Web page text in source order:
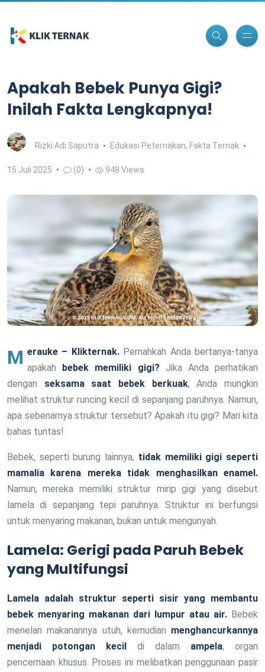
Apakah Bebek Punya Gigi?
Inilah Fakta Lengkapnya!
Rizki Adi Saputra Edukasi Peternakan, Fakta Ternak
15 Juli 2025 (0) 948 Views
Merauke – Klikternak.Pernahkah Anda bertanya-tanya
apakah bebek memiliki gigi? Jika Anda perhatikan
dengan seksama saat bebek berkuak, Anda mungkin
melihat struktur runcing kecil di sepanjang paruhnya. Namun,
apa sebenarnya struktur tersebut? Apakah itu gigi? Mari kita
bahas tuntas!
Bebek, seperti burung lainnya, tidak memiliki gigi seperti
mamalia karena mereka tidak menghasilkan enamel.
Namun, mereka memiliki struktur mirip gigi yang disebut
lamela di sepanjang tepi paruhnya. Struktur ini berfungsi
untuk menyaring makanan, bukan untuk mengunyah.
Lamela: Gerigi pada Paruh Bebek
yang Multifungsi
Lamela adalah struktur seperti sisir yang membantu
bebek menyaring makanan dari lumpur atau air. Bebek
menelan makanannya utuh, kemudian menghancurkannya
menjadi potongan kecil
di dalam ampela, organ
pencernaan khusus. Proses ini melibatkan penggunaan pasir